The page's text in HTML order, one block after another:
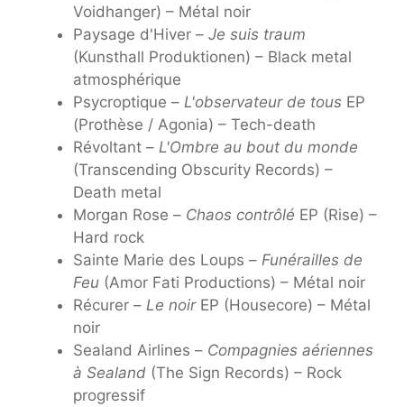
Voidhanger) – Métal noir
Paysage d'Hiver – Je suis traum
(Kunsthall Produktionen) – Black metal
atmosphérique
Psycroptique – L'observateur de tous EP
(Prothèse / Agonia) – Tech-death
Révoltant – L'Ombre au bout du monde
(Transcending Obscurity Records) –
Death metal
Morgan Rose – Chaos contrôlé EP (Rise) –
Hard rock
Sainte Marie des Loups – Funérailles de
Feu (Amor Fati Productions) – Métal noir
Récurer – Le noirEP (Housecore) – Métal
noir
Sealand Airlines – Compagnies aériennes
à Sealand (The Sign Records) – Rock
progressif